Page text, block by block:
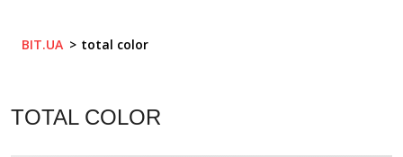
BIT.UA total color
TOTAL COLOR